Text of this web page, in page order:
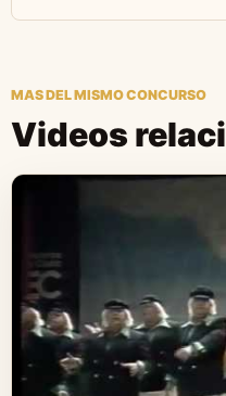
MAS DEL MISMO CONCURSO
Videos